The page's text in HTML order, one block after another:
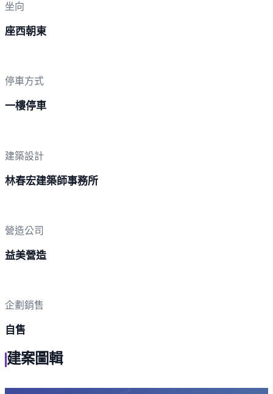
坐向
座西朝東
停車方式
一樓停車
建築設計
林春宏建築師事務所
營造公司
益美營造
企劃銷售
自售
建案圖輯